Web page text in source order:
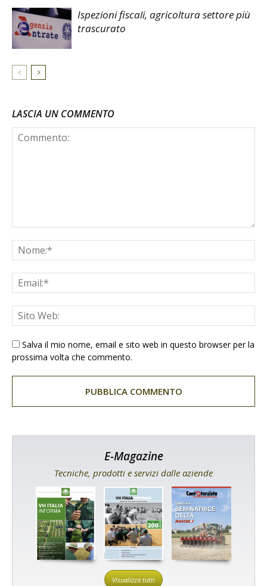
Ispezioni fiscali, agricoltura settore più
trascurato
LASCIA UN COMMENTO
Salva il mio nome, email e sito web in questo browser per la
prossima volta che commento.
E-Magazine
Tecniche, prodotti e servizi dalle aziende
Visualizza tutti